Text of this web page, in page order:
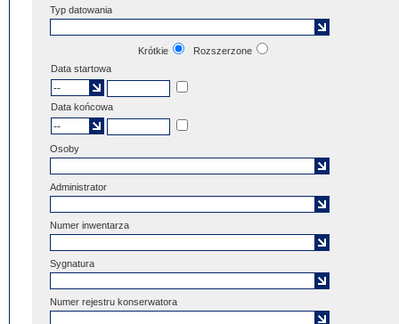
Typ datowania
Krótkie
Rozszerzone
Data startowa
Data końcowa
Osoby
Administrator
Numer inwentarza
Sygnatura
Numer rejestru konserwatora